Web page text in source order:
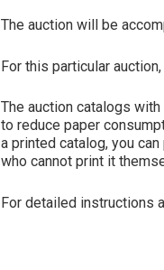
The auction will be
For this particular
The auction catalogs
to reduce paper
a printed catalog, you
who cannot print it
For detailed instructions